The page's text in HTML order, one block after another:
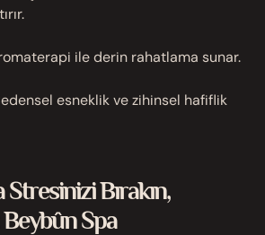
ile derin rahatlama sunar.
esneklik ve zihinsel hafiflik
Stresinizi Bırakın,
Spa